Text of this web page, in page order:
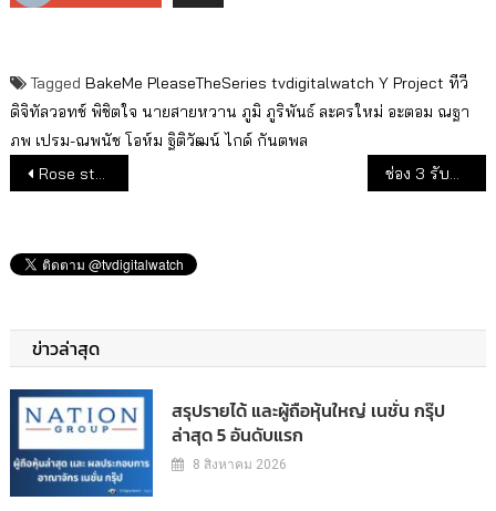
Tagged BakeMe PleaseTheSeries tvdigitalwatch Y Project ทีวี
ดิจิทัลวอทช์ พิชิตใจ นายสายหวาน ภูมิ ภูริพันธ์ ละครใหม่ อะตอม ณฐา
ภพ เปรม-ณพนัช โอห์ม ฐิติวัฒน์ ไกด์ กันตพล
แนะแนวเรื่อง
Rose studio แถลงข่าวชวนแฟนคลับ ร่วมสร้างโมเมนต์ ดูตอนแรก ฟินจุใจ “Bake Me Please พิชิตใจ นายสายหวาน” ช่อง 3 รับปีมะโรง รวมพลังนักแสดงกว่า 50 ชีวิต ถ่ายแฟชั่นปฏิทินปีใหม่ 2567
ข่าวล่าสุด
สรุปรายได้ และผู้ถือหุ้นใหญ่ เนชั่น กรุ๊ป
ล่าสุด 5 อันดับแรก
8 สิงหาคม 2026